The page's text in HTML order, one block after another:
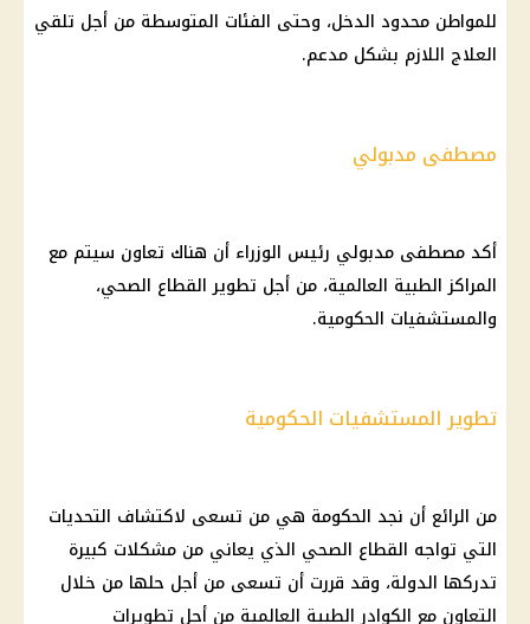
للمواطن محدود الدخل، وحتى الفئات المتوسطة من أجل تلقي
العلاج اللازم بشكل مدعم.
مصطفى مدبولي
أكد مصطفى مدبولي رئيس الوزراء أن هناك تعاون سيتم مع
المراكز الطبية العالمية، من أجل تطوير القطاع الصحي،
والمستشفيات الحكومية.
تطوير المستشفيات الحكومية
من الرائع أن نجد الحكومة هي من تسعى لاكتشاف التحديات
التي تواجه القطاع الصحي الذي يعاني من مشكلات كبيرة
تدركها الدولة، وقد قررت أن تسعى من أجل حلها من خلال
التعاون مع الكوادر الطبية العالمية من أجل تطويرات